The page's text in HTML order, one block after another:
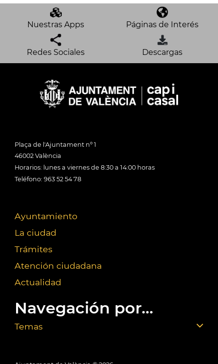
Nuestras Apps Páginas de Interés
Redes Sociales Descargas
Plaça de l'Ajuntament nº 1
46002 València
Horarios: lunes a viernes de 8:30 a 14:00 horas
Teléfono: 963 52 54 78
Ayuntamiento
La ciudad
Trámites
Atención ciudadana
Actualidad
Navegación por...
Temas